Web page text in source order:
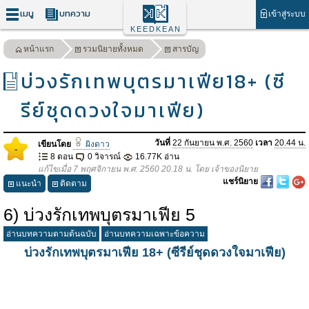
เมนู บทความ เข้าสู่ระบบ
KEEDKEAN
หน้าแรก รวมนิยายทั้งหมด สารบัญ
บ่วงรักเทพบุตรมาเฟีย18+ (ซี
รีย์ชุดดวงใจมาเฟีย)
- เขียนโดย ผิงดาว วันที่ 22 กันยายน พ.ศ. 2560 เวลา 20.44 น.
8 ตอน
0 วิจารณ์
16.77K อ่าน
แก้ไขเมื่อ 7 พฤศจิกายน พ.ศ. 2560 20.18 น. โดย เจ้าของนิยาย
แนะนำ
ติดตาม แชร์นิยาย
6) บ่วงรักเทพบุตรมาเฟีย 5
อ่านบทความตามต้นฉบับ อ่านบทความเฉพาะข้อความ
บ่วงรักเทพบุตรมาเฟีย 18+ (ซีรีย์ชุดดวงใจมาเฟีย)